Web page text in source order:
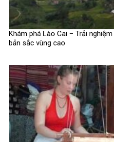
Khám phá Lào Cai – Trải
bản sắc vùng cao